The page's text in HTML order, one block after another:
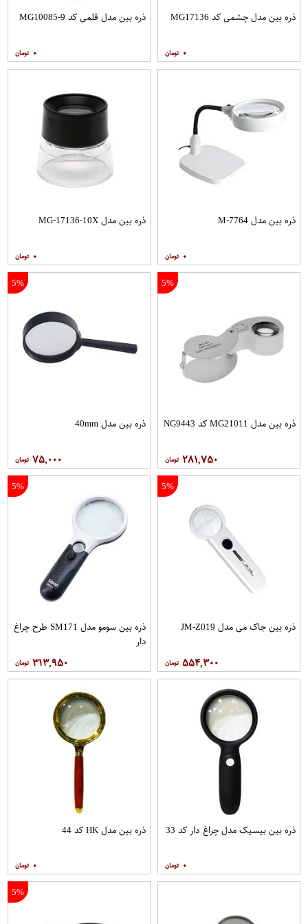
ذره بین مدل چشمی کد MG17136
۰
ذره بین مدل قلمی کد MG10085-9
۰
ذره بین مدل M-7764
۰
ذره بین مدل MG-17136-10X
۰
5%
ذره بین مدل MG21011 کد NG9443
۲۸۱,۷۵۰
5%
ذره بین مدل 40mm
۷۵,۰۰۰
5%
ذره بین جاک می مدل JM-Z019
۵۵۴,۳۰۰
5%
ذره بین سومو مدل SM171 طرح چراغ
دار
۳۱۳,۹۵۰
ذره بین بیسیک مدل چراغ دار کد 33
۰
ذره بین مدل HK کد 44
۰
5%